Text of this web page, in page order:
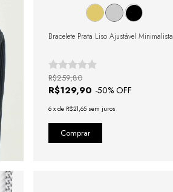
Bracelete Prata Liso Ajustável Minimalista
R$129,90 -50% OFF
R$259,80
6 xde R$21,65 sem juros